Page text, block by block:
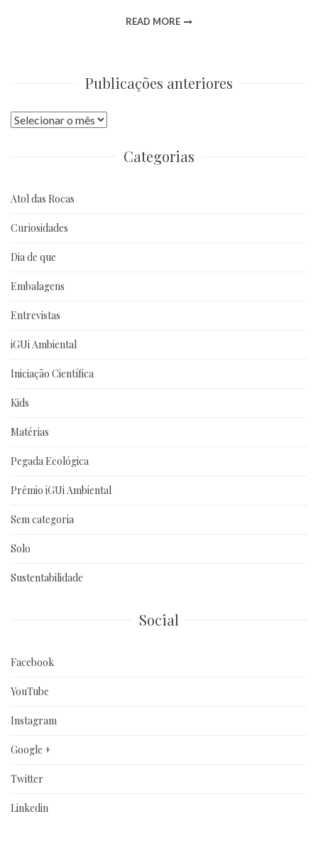
READ MORE
Publicações anteriores
Publicações
Categorias
Atol das Rocas
Curiosidades
Dia de que
Embalagens
Entrevistas
iGUi Ambiental
Iniciação Científica
Kids
Matérias
Pegada Ecológica
Prêmio iGUi Ambiental
Sem categoria
Solo
Sustentabilidade
Social
Facebook
YouTube
Instagram
Google +
Twitter
Linkedin